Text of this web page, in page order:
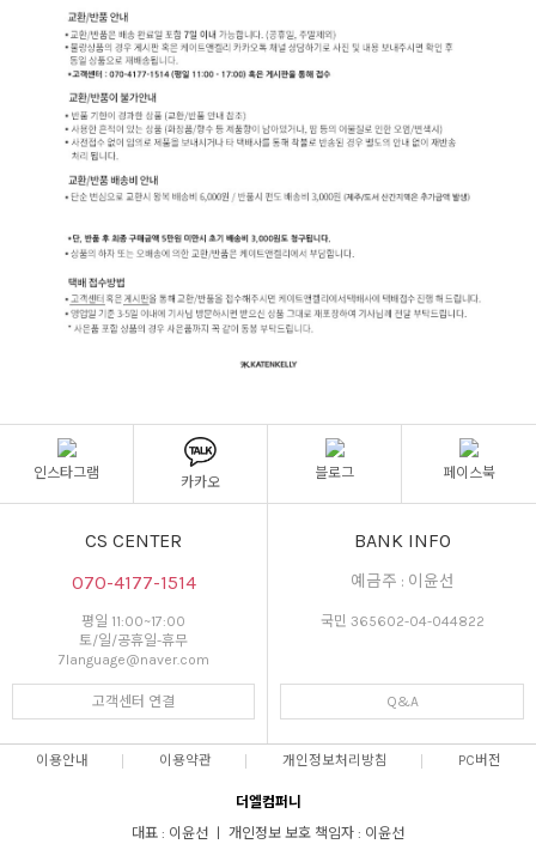
인스타그램
카카오
블로그 페이스북
CS CENTER
070-4177-1514
평일 11:00~17:00
토/일/공휴일-휴무
7language@naver.com
고객센터 연결
BANK INFO
예금주 : 이윤선
국민 365602-04-044822
Q&A
이용안내 이용약관 개인정보처리방침 PC버전
더엘컴퍼니
대표 : 이윤선 ㅣ 개인정보 보호 책임자 : 이윤선